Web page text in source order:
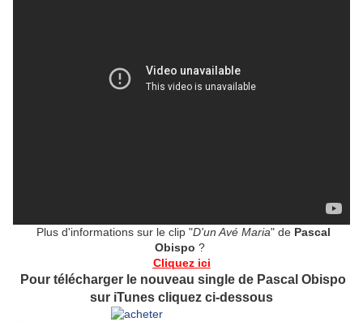
Plus d'informations sur le clip "D'un Avé Maria" de Pascal
Obispo ?
Cliquez ici
Pour télécharger le nouveau single de Pascal Obispo
sur iTunes cliquez ci-dessous